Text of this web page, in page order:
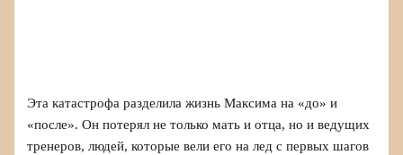
Эта катастрофа разделила жизнь Максима на «до» и
«после». Он потерял не только мать и отца, но и ведущих
тренеров, людей, которые вели его на лед с первых шагов